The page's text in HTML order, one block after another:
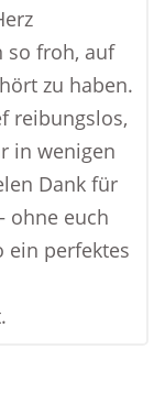
so froh, auf
zu haben.
reibungslos,
in wenigen
Dank für
ohne euch
ein perfektes